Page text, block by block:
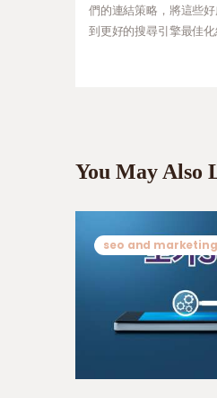
們的連結策略，將這些
到更好的搜尋引擎最佳化
You May Also
seo and marketing